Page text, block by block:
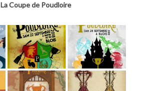
La Coupe de Poudloire